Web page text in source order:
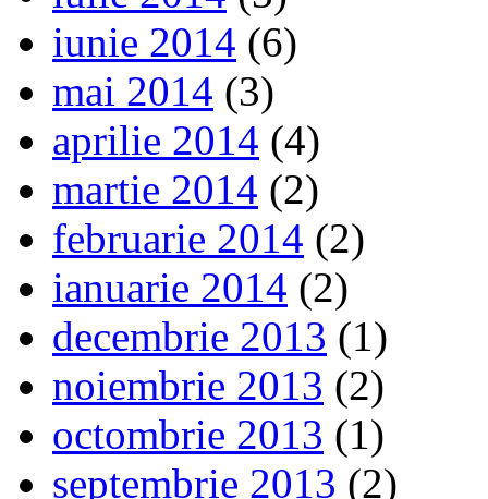
iunie 2014 (6)
mai 2014 (3)
aprilie 2014 (4)
martie 2014 (2)
februarie 2014 (2)
ianuarie 2014 (2)
decembrie 2013 (1)
noiembrie 2013 (2)
octombrie 2013 (1)
septembrie 2013 (2)